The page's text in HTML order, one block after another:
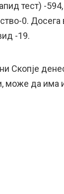
тест) -
0.
-19.
Скопје
може да има